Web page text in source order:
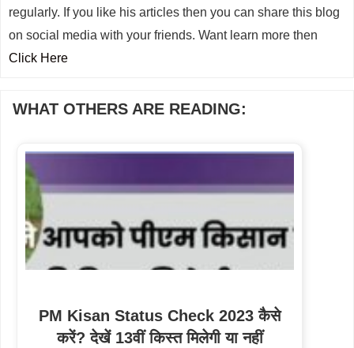
regularly. If you like his articles then you can share this blog
on social media with your friends. Want learn more then
Click Here
WHAT OTHERS ARE READING:
PM Kisan Status Check 2023 कैसे
करें? देखें 13वीं किस्त मिलेगी या नहीं